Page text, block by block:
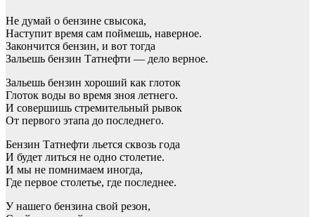
Не думай о бензине свысока,
Наступит время сам поймешь, наверное.
Закончится бензин, и вот тогда
Зальешь бензин Татнефти — дело верное.
Зальешь бензин хороший как глоток
Глоток воды во время зноя летнего.
И совершишь стремительный рывок
От первого этапа до последнего.
Бензин Татнефти льется сквозь года
И будет литься не одно столетие.
И мы не помнимаем иногда,
Где первое столетье, где последнее.
У нашего бензина свой резон,